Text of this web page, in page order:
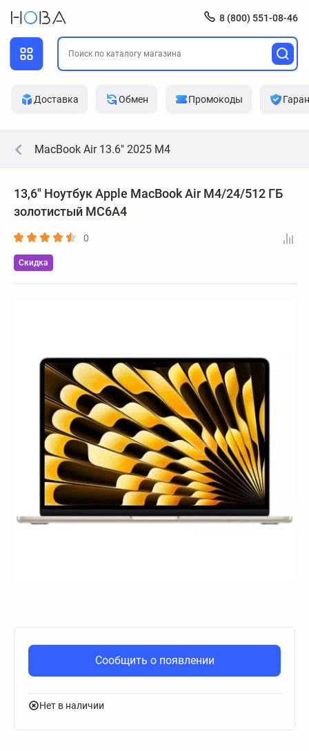
8 (800) 551-08-46
Доставка Обмен Промокоды
MacBook Air 13.6" 2025 M4
13,6" Ноутбук Apple MacBook Air M4/24/512 ГБ
золотистый MC6A4
0
Скидка
Сообщить о появлении
Нет в наличии